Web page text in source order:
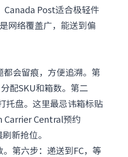
Canada Post适合极轻件
网络覆盖广，能送到偏
都会留痕，方便追溯。第
配SKU和箱数。第二
托盘。这里最忌讳箱标贴
Carrier Central预约
新抢位。
第六步：递送到FC，等